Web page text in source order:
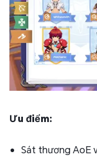
Ưu điểm:
Sát thương AoE